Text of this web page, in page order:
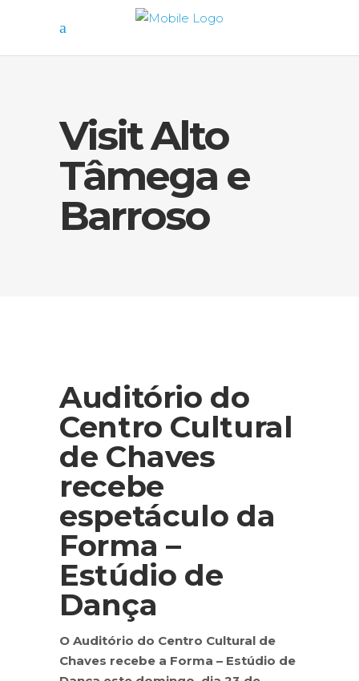
Visit Alto
Tâmega e
Barroso
Auditório do
Centro Cultural
de Chaves
recebe
espetáculo da
Forma –
Estúdio de
Dança
O Auditório do Centro Cultural de
Chaves recebe a Forma – Estúdio de